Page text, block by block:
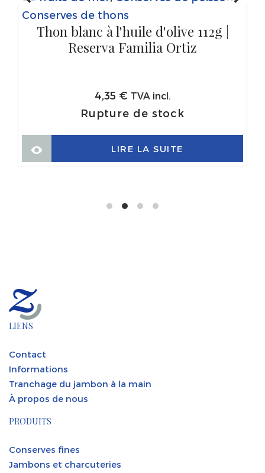
Conserves de thons
Thon blanc à l'huile d'olive 112g |
Reserva Familia Ortiz
4,35 € TVA incl.
Rupture de stock
LIRE LA SUITE
LIENS
Contact
Informations
Tranchage du jambon à la main
À propos de nous
PRODUITS
Conserves fines
Jambons et charcuteries